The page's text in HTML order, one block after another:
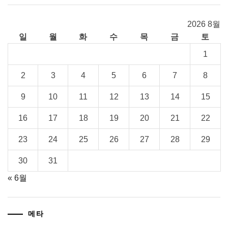
2026 8월
일
월 화 수 목 금
토
1
2 3 4 5 6 7 8
9 10 11 12 13 14 15
16 17 18 19 20 21 22
23 24 25 26 27 28 29
30
31
« 6월
메타